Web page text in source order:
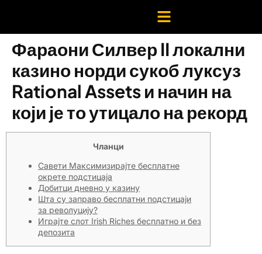
Фараони Силвер II локални
казино норди сукоб луксуз
Rational Assets и начин на
који је то утицало на рекорд
Чланци
Савети Максимизирајте бесплатне
окрете подстицаја
Добитци дневно у казину
Шта су заправо бесплатни подстицаји
за револуцију?
Играјте слот Irish Riches бесплатно и без
депозита